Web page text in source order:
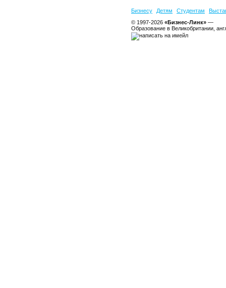
Бизнесу Детям Студентам
© 1997-2026 «Бизнес-Линк» —
Образование в Великобритании,